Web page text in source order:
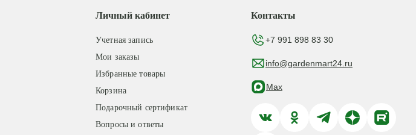
Личный кабинет
Учетная запись
Мои заказы
Избранные товары
Корзина
Подарочный сертификат
Вопросы и ответы
Контакты
+7 991 898 83 30
info@gardenmart24.ru
Max